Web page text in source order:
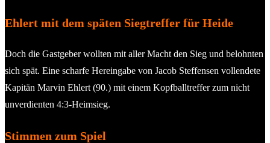
Ehlert mit dem späten Siegtreffer für Heide
Doch die Gastgeber wollten mit aller Macht den Sieg und belohnten
sich spät. Eine scharfe Hereingabe von Jacob Steffensen vollendete
Kapitän Marvin Ehlert (90.) mit einem Kopfballtreffer zum nicht
unverdienten 4:3-Heimsieg.
Stimmen zum Spiel